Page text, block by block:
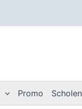
Promo Scholen